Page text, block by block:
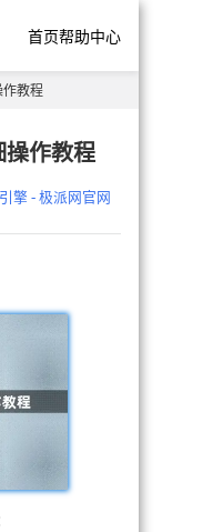
首页帮助中心
作教程
操作教程
擎 - 极派网官网